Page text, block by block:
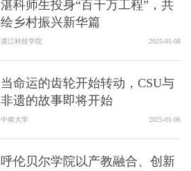
湛科师生投身“百千万工程”，共
绘乡村振兴新华篇
湛江科技学院 2025-01-08
当命运的齿轮开始转动，CSU与
非遗的故事即将开始
中南大学 2025-01-06
呼伦贝尔学院以产教融合、创新